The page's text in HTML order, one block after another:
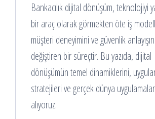
Bankacılık dijital dönüşüm, teknolojiyi
bir araç olarak görmekten öte iş
müşteri deneyimini ve güvenlik
değiştiren bir süreçtir. Bu yazıda, dijital
dönüşümün temel dinamiklerini,
stratejileri ve gerçek dünya
alıyoruz.